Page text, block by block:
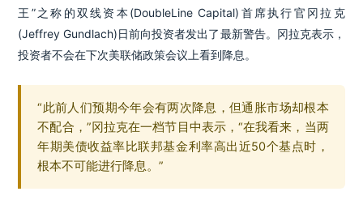
王”之称的双线资本(DoubleLine Capital)首席执行官冈拉克
(Jeffrey Gundlach)日前向投资者发出了最新警告。冈拉克表示，
投资者不会在下次美联储政策会议上看到降息。
“此前人们预期今年会有两次降息，但通胀市场却根本
不配合，”冈拉克在一档节目中表示，“在我看来，当两
年期美债收益率比联邦基金利率高出近50个基点时，
根本不可能进行降息。”